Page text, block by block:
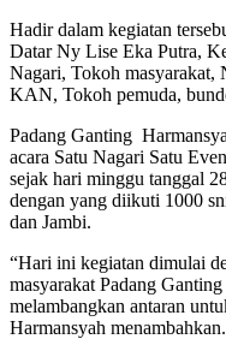
Hadir dalam kegiatan
Datar Ny Lise Eka Putra,
Nagari, Tokoh
KAN, Tokoh pemuda,
Padang Ganting
acara Satu Nagari Satu
sejak hari minggu tanggal
dengan yang diikuti 1000
dan Jambi.
“Hari ini kegiatan dimulai
masyarakat Padang
melambangkan antaran
Harmansyah menambahkan.